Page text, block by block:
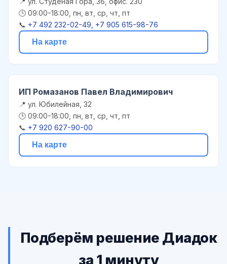
🕒 09:00-18:00, пн, вт, ср, чт, пт
📞 +7 492 232-02-49, +7 905 615-98-76
На карте
ИП Ромазанов Павел Владимирович
📍 ул. Юбилейная, 32
🕒 09:00-18:00, пн, вт, ср, чт, пт
📞 +7 920 627-90-00
На карте
Подберём решение Диадок
за 1 минуту